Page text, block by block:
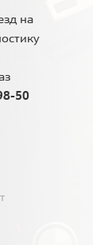
на
50